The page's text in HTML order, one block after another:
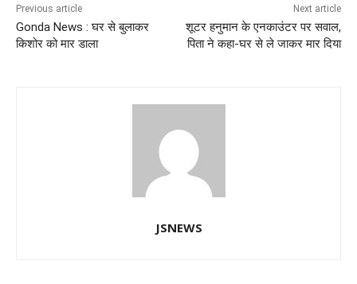
o
o
p
p
n
m
g
er
Previous article
Gonda News : घर से बुलाकर
किशोर को मार डाला
Next article
शूटर हनुमान के एनकाउंटर पर सवाल,
पिता ने कहा-घर से ले जाकर मार दिया
JSNEWS